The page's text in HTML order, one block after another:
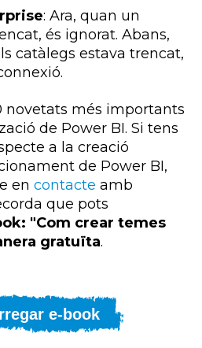
: Ara, quan un
és ignorat. Abans,
catàlegs estava trencat,
novetats més importants
de Power BI. Si tens
a la creació
de Power BI,
en contacte amb
que pots
"Com crear temes
gratuïta.
e-book